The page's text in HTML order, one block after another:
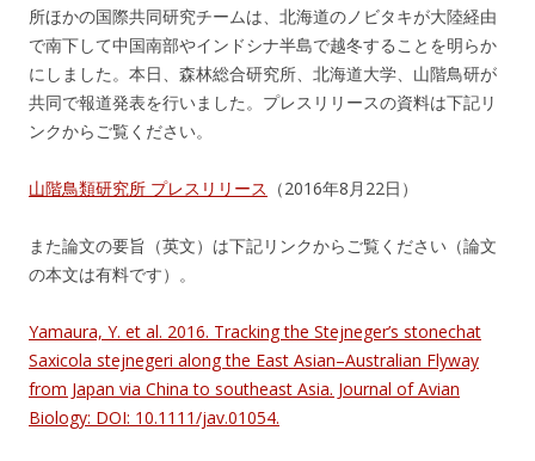
所ほかの国際共同研究チームは、北海道のノビタキが大陸経由
で南下して中国南部やインドシナ半島で越冬することを明らか
にしました。本日、森林総合研究所、北海道大学、山階鳥研が
共同で報道発表を行いました。プレスリリースの資料は下記リ
ンクからご覧ください。
山階鳥類研究所 プレスリリース （2016年8月22日）
また論文の要旨（英文）は下記リンクからご覧ください（論文
の本文は有料です）。
Yamaura, Y. et al. 2016. Tracking the Stejneger’s stonechat
Saxicola stejnegeri along the East Asian–Australian Flyway
from Japan via China to southeast Asia. Journal of Avian
Biology: DOI: 10.1111/jav.01054.